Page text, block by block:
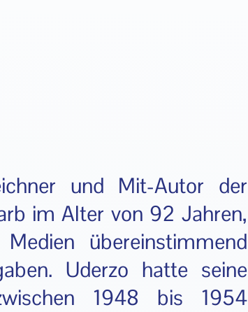
und Mit-Autor der
im Alter von 92 Jahren,
übereinstimmend
Uderzo hatte seine
1948 bis 1954